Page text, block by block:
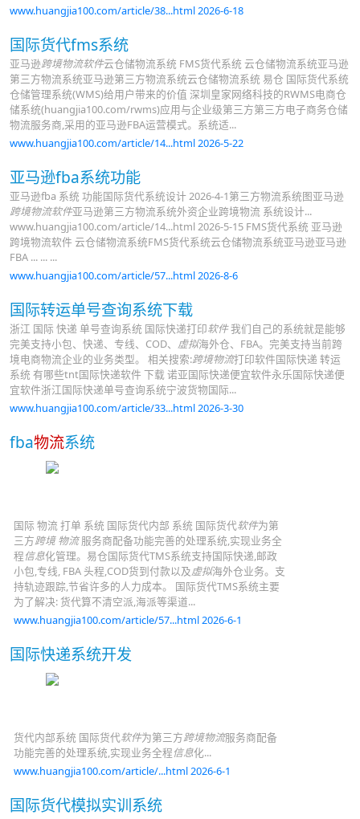
www.huangjia100.com/article/38...html 2026-6-18
国际货代fms系统
亚马逊跨境物流软件云仓储物流系统 FMS货代系统 云仓储物流系统亚马逊
第三方物流系统亚马逊第三方物流系统云仓储物流系统 易仓 国际货代系统
仓储管理系统(WMS)给用户带来的价值 深圳皇家网络科技的RWMS电商仓
储系统(huangjia100.com/rwms)应用与企业级第三方第三方电子商务仓储
物流服务商,采用的亚马逊FBA运营模式。系统适...
www.huangjia100.com/article/14...html 2026-5-22
亚马逊fba系统功能
亚马逊fba 系统 功能国际货代系统设计 2026-4-1第三方物流系统图亚马逊
跨境物流软件亚马逊第三方物流系统外资企业跨境物流 系统设计...
www.huangjia100.com/article/14...html 2026-5-15 FMS货代系统 亚马逊
跨境物流软件 云仓储物流系统FMS货代系统云仓储物流系统亚马逊亚马逊
FBA ... ... ...
www.huangjia100.com/article/57...html 2026-8-6
国际转运单号查询系统下载
浙江 国际 快递 单号查询系统 国际快递打印软件我们自己的系统就是能够
完美支持小包、快递、专线、COD、 虚拟海外仓、FBA。完美支持当前跨
境电商物流企业的业务类型。 相关搜索:跨境物流打印软件国际快递 转运
系统 有哪些tnt国际快递软件 下载 诺亚国际快递便宜软件永乐国际快递便
宜软件浙江国际快递单号查询系统宁波货物国际...
www.huangjia100.com/article/33...html 2026-3-30
fba物流系统
国际 物流 打单 系统 国际货代内部 系统 国际货代软件为第
三方跨境 物流服务商配备功能完善的处理系统,实现业务全
程信息化管理。易仓国际货代TMS系统支持国际快递,邮政
小包,专线, FBA 头程,COD货到付款以及虚拟海外仓业务。支
持轨迹跟踪,节省许多的人力成本。 国际货代TMS系统主要
为了解决: 货代算不清空派,海派等渠道...
www.huangjia100.com/article/57...html 2026-6-1
国际快递系统开发
货代内部系统 国际货代软件为第三方跨境物流服务商配备
功能完善的处理系统,实现业务全程信息化...
www.huangjia100.com/article/...html 2026-6-1
国际货代模拟实训系统